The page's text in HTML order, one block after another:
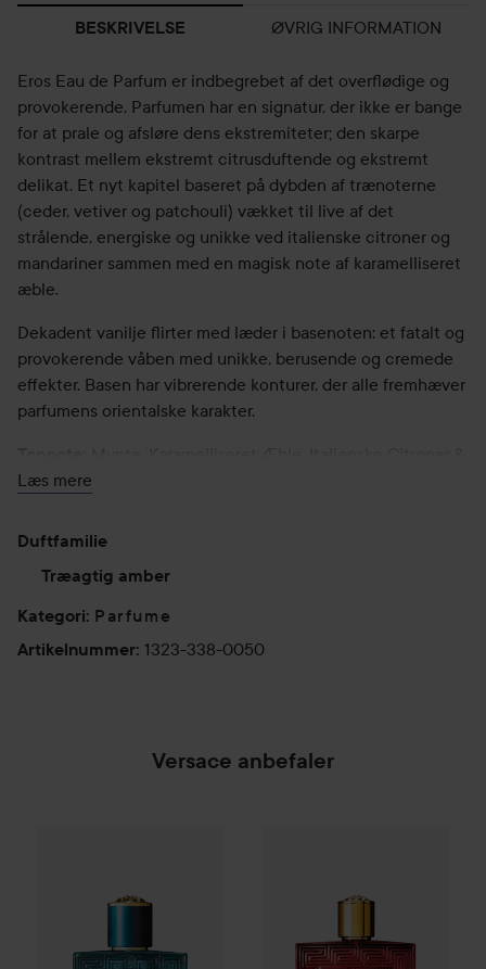
BESKRIVELSE ØVRIG INFORMATION
Eros Eau de Parfum er indbegrebet af det overflødige og
provokerende. Parfumen har en signatur, der ikke er bange
for at prale og afsløre dens ekstremiteter; den skarpe
kontrast mellem ekstremt citrusduftende og ekstremt
delikat. Et nyt kapitel baseret på dybden af trænoterne
(ceder, vetiver og patchouli) vækket til live af det
strålende, energiske og unikke ved italienske citroner og
mandariner sammen med en magisk note af karamelliseret
æble.
Dekadent vanilje flirter med læder i basenoten: et fatalt og
provokerende våben med unikke, berusende og cremede
effekter. Basen har vibrerende konturer, der alle fremhæver
parfumens orientalske karakter.
Mandarin
Basenote:Atlas- og Virginia-Cedertræ, Vetiver Orpur,
50 ml
Læs mere
Duftfamilie
Træagtig amber
Kategori: Parfume
Artikelnummer: 1323-338-0050
Versace anbefaler